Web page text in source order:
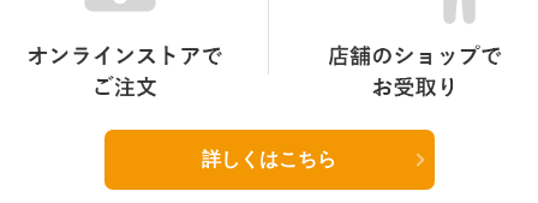
詳しくはこちら